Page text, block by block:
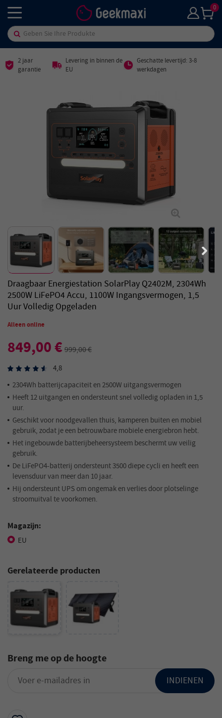
0
2 jaar
garantie
Levering in binnen de
EU
Geschatte levertijd: 3-8
werkdagen
Draagbaar Energiestation SolarPlay Q2402M, 2304Wh
2500W LiFePO4 Accu, 1100W Ingangsvermogen, 1,5
Uur Volledig Opgeladen
Alleen online
849,00 €999,00 €
4,8
2304Wh batterijcapaciteit en 2500W uitgangsvermogen
Heeft 12 uitgangen en ondersteunt snel volledig opladen in 1,5
uur.
Geschikt voor noodgevallen thuis, kamperen buiten en mobiel
gebruik, zodat je een betrouwbare mobiele energiebron hebt.
Het ingebouwde batterijbeheersysteem beschermt uw veilig
gebruik.
De LiFePO4-batterij ondersteunt 3500 diepe cycli en heeft een
levensduur van meer dan 10 jaar.
Hij ondersteunt UPS om ongemak en verlies door plotselinge
stroomuitval te voorkomen.
Magazijn:
EU
Gerelateerde producten
Breng me op de hoogte
INDIENEN